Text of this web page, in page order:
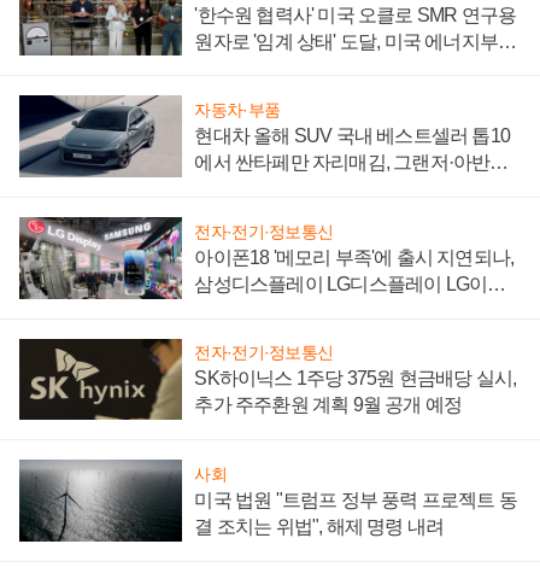
'한수원 협력사' 미국 오클로 SMR 연구용
원자로 '임계 상태' 도달, 미국 에너지부
자동차·부품
현대차 올해 SUV 국내 베스트셀러 톱10
에서 싼타페만 자리매김, 그랜저·아반떼
전자·전기·정보통신
아이폰18 '메모리 부족'에 출시 지연되나,
삼성디스플레이 LG디스플레이 LG이노
전자·전기·정보통신
SK하이닉스 1주당 375원 현금배당 실시,
추가 주주환원 계획 9월 공개 예정
사회
미국 법원 "트럼프 정부 풍력 프로젝트 동
결 조치는 위법", 해제 명령 내려